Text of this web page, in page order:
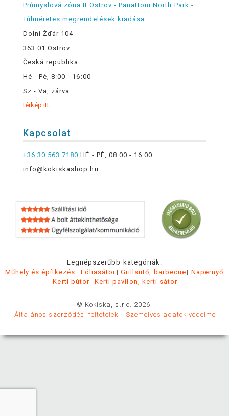
Průmyslová zóna II Ostrov - Panattoni North Park -
Túlméretes megrendelések kiadása
Dolní Žďár 104
363 01 Ostrov
Česká republika
Hé - Pé, 8:00 - 16:00
Sz - Va, zárva
térkép itt
Kapcsolat
+36 30 563 7180 HÉ - PÉ, 08:00 - 16:00
info@kokiskashop.hu
Legnépszerűbb kategóriák:
Műhely és építkezés
Fóliasátor Grillsütő, barbecue
Napernyő
Kerti bútor
Kerti pavilon, kerti sátor
© Kokiska, s.r.o. 2026.
Általános szerződési feltételek
Személyes adatok védelme